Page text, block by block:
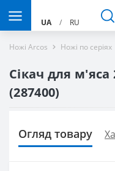
UA / RU
Ножі Arcos Ножі по серіях
Сікач для
(287400)
Огляд товару